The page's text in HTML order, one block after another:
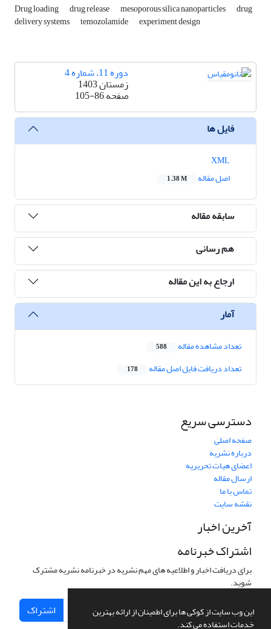
این وب سایت از کوکی ها برای اطمینان از ارائه بهترین
خدمات استفاده می کند.
Drug loading drug release mesoporous silica nanoparticles drug
delivery systems temozolamide experiment design
دوره 11، شماره 4
زمستان 1403
صفحه105-86
فایل ها
اصل مقاله
1.38 M
سابقه مقاله
هم رسانی
ارجاع به این مقاله
آمار
تعداد مشاهده مقاله 588
تعداد دریافت فایل اصل مقاله 178
دسترسی سریع
صفحه اصلی
درباره نشریه
اعضای هیات تحریریه
ارسال مقاله
تماس با ما
نقشه سایت
آخرین اخبار
اشتراک خبرنامه
برای دریافت اخبار و اطلاعیه های مهم نشریه در خبرنامه نشریه مشترک
شوید.
اشتراک